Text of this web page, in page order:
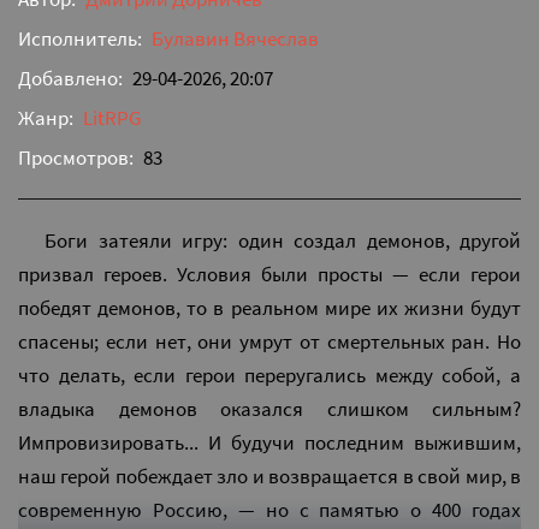
Исполнитель: Булавин Вячеслав
Добавлено: 29-04-2026, 20:07
Жанр: LitRPG
Просмотров: 83
Боги затеяли игру: один создал демонов, другой
призвал героев. Условия были просты — если герои
победят демонов, то в реальном мире их жизни будут
спасены; если нет, они умрут от смертельных ран. Но
что делать, если герои переругались между собой, а
владыка демонов оказался слишком сильным?
Импровизировать... И будучи последним выжившим,
наш герой побеждает зло и возвращается в свой мир, в
современную Россию, — но с памятью о 400 годах